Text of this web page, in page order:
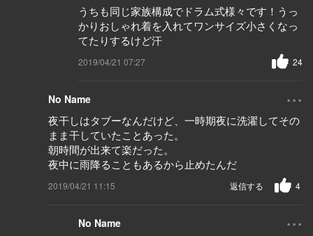
うちも同じ家族構成でドラム式様々です！うっ
かりおしゃれ着を入れてワンサイズ小さくなっ
てたりするけど汗
2019/04/21 07:27 24
No Name ...
夜干しはタブーなんだけど、一時期夜に洗濯してその
まま干していたことあった。
朝時間が出来て楽だった。
夜中に雨降ることもあるから止めたんだ
2019/04/21 11:15 4
返信する
No Name ...